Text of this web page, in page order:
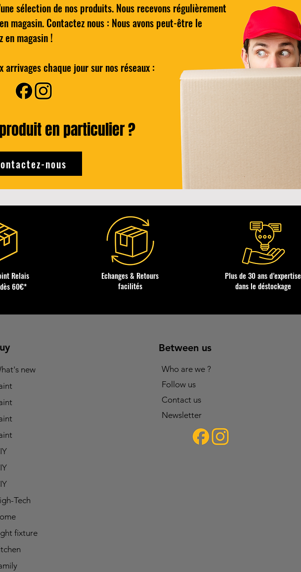
Quick View
Hydro 5 Lames de rasoir
Homme Pack de 4
Regular Price
€8.00 Sale Price
€4.00
Add to Cart
sélection de nos produits. Nous recevons régulièrement
magasin. Contactez nous : Nous avons peut-être le
en magasin !
arrivages chaque jour sur nos réseaux :
en particulier ?
nous
Relais
dès 60€*
Echanges & Retours
facilités
Plus de 30 ans d’expertise
dans le déstockage
new
Tech
fixture
Between us
Who are we ?
Follow us
Contact us
Newsletter